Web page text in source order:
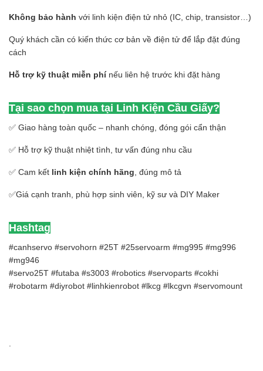
Không bảo hành với linh kiện điện tử nhỏ (IC, chip, transistor…)
Quý khách cần có kiến thức cơ bản về điện tử để lắp đặt đúng
cách
Hỗ trợ kỹ thuật miễn phínếu liên hệ trước khi đặt hàng
Tại sao chọn mua tại Linh Kiện Cầu Giấy?
✅ Giao hàng toàn quốc – nhanh chóng, đóng gói cẩn thận
✅ Hỗ trợ kỹ thuật nhiệt tình, tư vấn đúng nhu cầu
✅ Cam kết linh kiện chính hãng , đúng mô tả
✅Giá cạnh tranh, phù hợp sinh viên, kỹ sư và DIY Maker
Hashtag
#canhservo #servohorn #25T #25servoarm #mg995 #mg996
#mg946
#servo25T #futaba #s3003 #robotics #servoparts #cokhi
#robotarm #diyrobot #linhkienrobot #lkcg #lkcgvn #servomount